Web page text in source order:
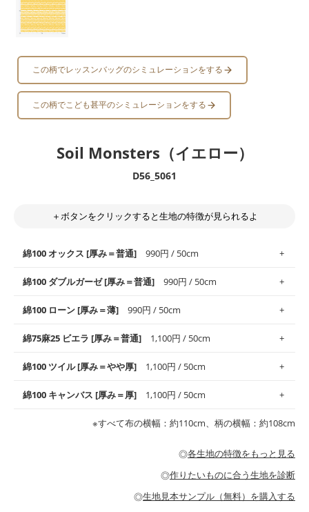
この柄でレッスンバッグのシミュレーションをする
この柄でこども甚平のシミュレーションをする
Soil Monsters（イエロー）
D56_5061
＋ボタンをクリックすると生地の特徴が見られるよ
綿100 オックス [厚み＝普通] 990円 / 50cm
使いやすさNo.1！しなやかさと適度な張りを併せ持ち、通気性の
高さがオックス生地の特徴です。当サイトのオックス生地は、
般にお使いいただけます。
※レッスンバッグ、上履き袋などの通園通学グッズにはツイル生
・布団カバーなどの寝具、カーテン
綿100 ダブルガーゼ [厚み＝普通] 990円 / 50cm
柔らかくふんわりとした肌触りが特徴です。ベビー用品やハンカ
チなど直接肌に触れるアイテムに最適です。高い吸湿性・通気性
す。
・スタイ、おくるみなどのベビーグッズ
・ブラウス、チュニック、ワンピースなどの洋服
・パジャマなどの寝具
綿100 ローン [厚み＝薄] 990円 / 50cm
上質で薄手の平織りの生地です。軽やかさとなめらかな手触りの
良さが魅力。透け感があるので、涼しげなトップスなどに最適で
・ブラウス、シャツ、チュニックなどのトップス
綿75麻25 ビエラ [厚み＝普通] 1,100円 / 50cm
コットン75％リネン25％の当店のビエラ生地は、オックス生地よ
りもふんわりとした柔らかい質感と適度な落ち感を感じられるの
綿100 ツイル [厚み＝やや厚] 1,100円 / 50cm
綾織りの生地です。しっかりとした張りと厚みがありながらも柔
らかいのが特徴です。生地の厚みは中厚手です。1枚でも透け感
・レッスンバッグ、上履き袋などの通園通学グッズ
・カーテン、エプロン、テーブルクロスなどの暮らしのアイテム
・パンツ、タックスカートなどのボトムス
綿100 キャンバス [厚み＝厚] 1,100円 / 50cm
当店のキャンバス生地は、11号帆布相当の厚みです。 丈夫で高い
耐久性があります。トートバッグ・ポーチ・ペンケースなどの布
小物、インテリア用品に向いています。
※すべて布の横幅：約110cm、柄の横幅：約108cm
◎各生地の特徴をもっと見る
◎作りたいものに合う生地を診断
◎生地見本サンプル（無料）を購入する